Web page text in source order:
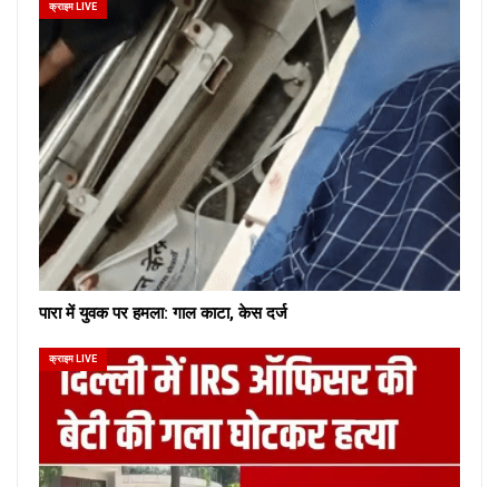
क्राइम LIVE
पारा में युवक पर हमला: गाल काटा, केस दर्ज
क्राइम LIVE